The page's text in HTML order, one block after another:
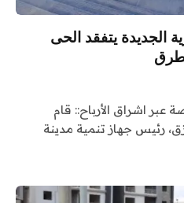
الجديدة يتفقد الحى
عبر اشراق الأرباح:: قام
رئيس جهاز تنمية مدينة